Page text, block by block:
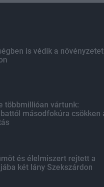
is védik a növényzetet
többmillióan vártunk:
másodfokúra csökken
és élelmiszert rejtett a
két lány Szekszárdon